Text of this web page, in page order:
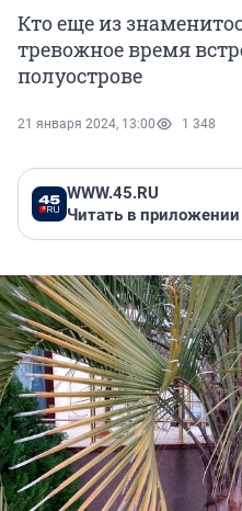
Кто еще из
тревожное время
полуострове
21 января 2024, 13:00 1 348
WWW.45.RU
Читать в приложении